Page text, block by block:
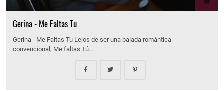
Gerina - Me Faltas Tu
Gerina - Me Faltas Tu Lejos de ser una balada romántica
convencional, Me faltas Tú…